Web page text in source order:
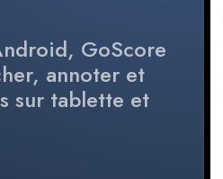
GoScore
annoter et
sur tablette et